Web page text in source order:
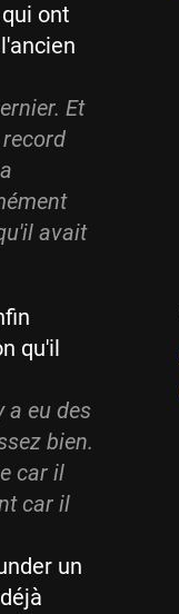
ont
Et
avait
qu'il
a eu des
bien.
car il
car il
un